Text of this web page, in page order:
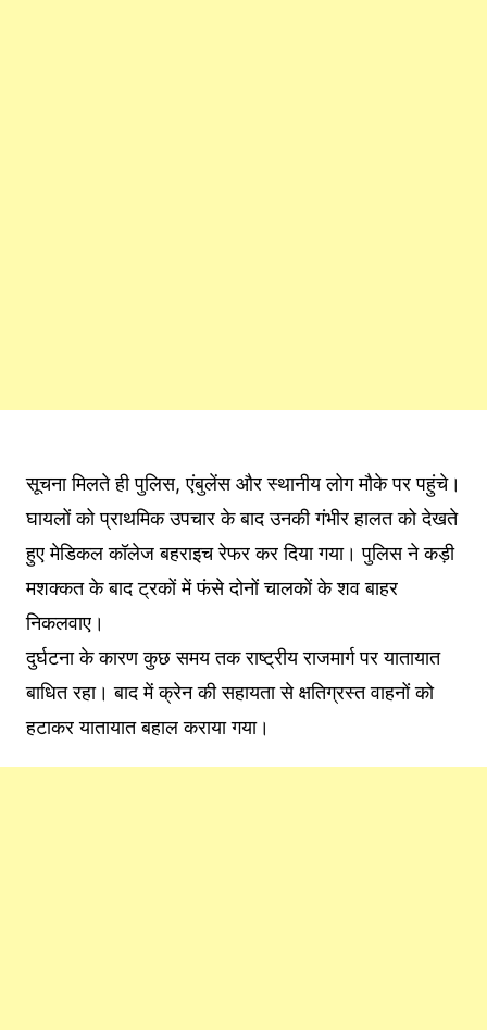
सूचना मिलते ही पुलिस, एंबुलेंस और स्थानीय लोग मौके पर पहुंचे।
घायलों को प्राथमिक उपचार के बाद उनकी गंभीर हालत को देखते
हुए मेडिकल कॉलेज बहराइच रेफर कर दिया गया। पुलिस ने कड़ी
मशक्कत के बाद ट्रकों में फंसे दोनों चालकों के शव बाहर
निकलवाए।
दुर्घटना के कारण कुछ समय तक राष्ट्रीय राजमार्ग पर यातायात
बाधित रहा। बाद में क्रेन की सहायता से क्षतिग्रस्त वाहनों को
हटाकर यातायात बहाल कराया गया।